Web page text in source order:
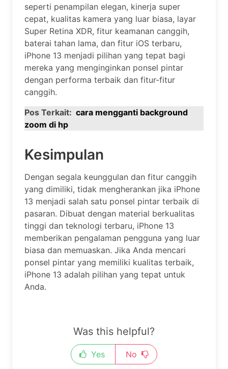
seperti penampilan elegan, kinerja super
cepat, kualitas kamera yang luar biasa, layar
Super Retina XDR, fitur keamanan canggih,
baterai tahan lama, dan fitur iOS terbaru,
iPhone 13 menjadi pilihan yang tepat bagi
mereka yang menginginkan ponsel pintar
dengan performa terbaik dan fitur-fitur
canggih.
Pos Terkait: cara mengganti background
zoom di hp
Kesimpulan
Dengan segala keunggulan dan fitur canggih
yang dimiliki, tidak mengherankan jika iPhone
13 menjadi salah satu ponsel pintar terbaik di
pasaran. Dibuat dengan material berkualitas
tinggi dan teknologi terbaru, iPhone 13
memberikan pengalaman pengguna yang luar
biasa dan memuaskan. Jika Anda mencari
ponsel pintar yang memiliki kualitas terbaik,
iPhone 13 adalah pilihan yang tepat untuk
Anda.
Was this helpful?
Yes No